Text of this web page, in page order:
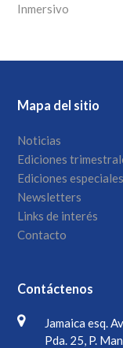
Inmersivo
Mapa del sitio
Noticias
Ediciones
Ediciones especiales
Newsletters
Links de interés
Contacto
Contáctenos
Jamaica esq.
Pda. 25, P.